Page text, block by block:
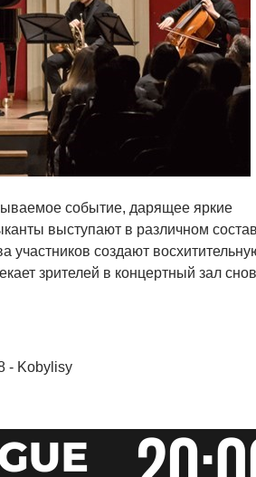
событие, дарящее яркие
выступают в различном
участников создают
зрителей в концертный зал
- Kobylisy